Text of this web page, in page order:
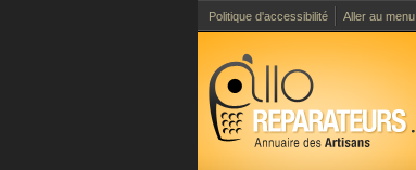
Politique d'accessibilité Aller au menu